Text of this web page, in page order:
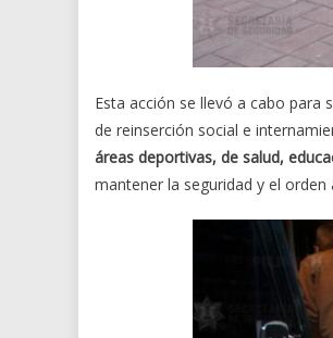
Esta acción se llevó a cabo para
de reinserción social e
áreas deportivas, de salud,
mantener la seguridad y el orden